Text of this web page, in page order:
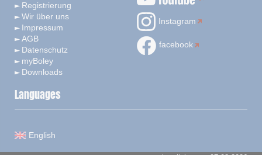
Registrierung
Wir über uns
Impressum
AGB
Datenschutz
myBoley
Downloads
Instagram
facebook
Languages
English